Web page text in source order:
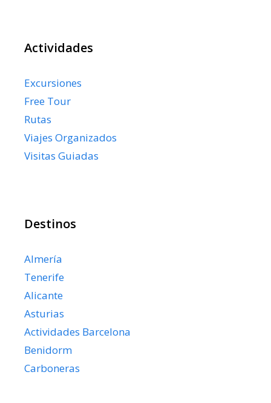
Actividades
Excursiones
Free Tour
Rutas
Viajes Organizados
Visitas Guiadas
Destinos
Almería
Tenerife
Alicante
Asturias
Actividades Barcelona
Benidorm
Carboneras